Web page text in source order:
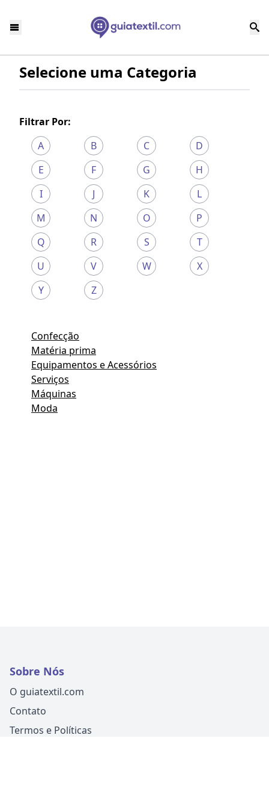
Selecione uma Categoria
Filtrar Por:
A
B C
D
E
F G
H
I
J K
L
M
N O
P
Q
R S
T
U
V W
X
Y
Z
Confecção
Matéria prima
Equipamentos e Acessórios
Serviços
Máquinas
Moda
Sobre Nós
O guiatextil.com
Contato
Termos e Políticas